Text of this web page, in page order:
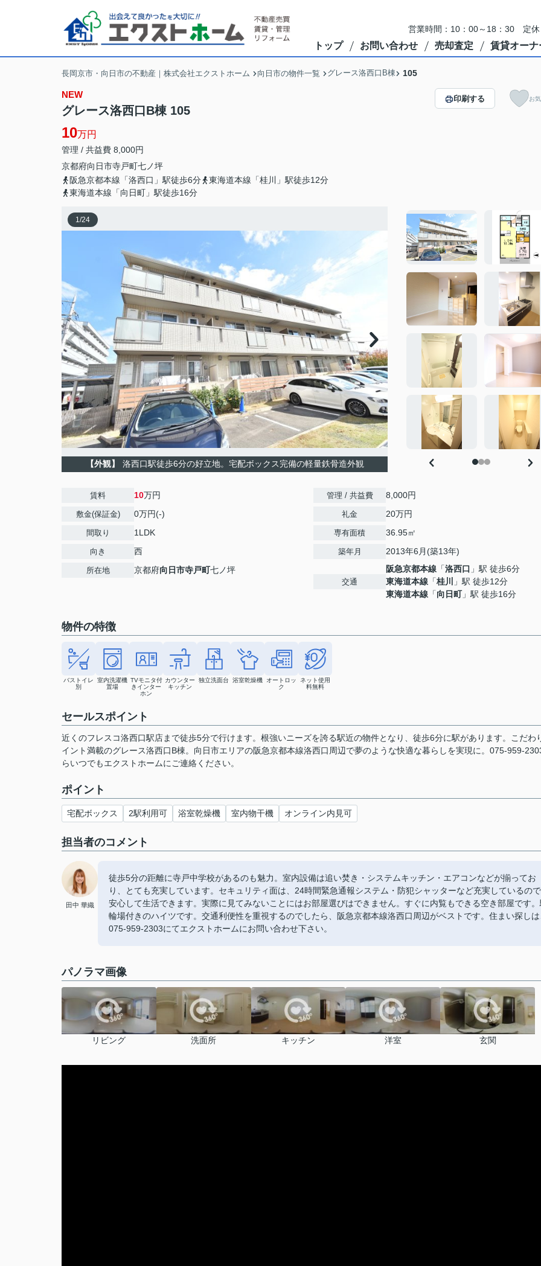
営業時間：10：00～18：30 定
トップ お問い合わせ 売却査定 賃貸オーナ
長岡京市・向日市の不動産｜株式会社エクストホーム 向日市の物件一覧 グレース洛西口B棟 105
NEW
グレース洛西口B棟 105
10万円
管理 / 共益費 8,000円
京都府向日市寺戸町七ノ坪
阪急京都本線「洛西口」駅徒歩6分
東海道本線「桂川」駅徒歩12分
東海道本線「向日町」駅徒歩16分
印刷する お
1/24
【外観】 洛西口駅徒歩6分の好立地。宅配ボックス完備の軽量鉄骨造外観
賃料 10万円
敷金(保証金) 0万円(-)
間取り 1LDK
向き 西
所在地 京都府向日市寺戸町七ノ坪
管理 / 共益費 8,000円
礼金 20万円
専有面積 36.95㎡
築年月 2013年6月(築13年)
交通
阪急京都本線 「洛西口 」駅 徒歩6分
東海道本線 「桂川
」駅 徒歩12分
東海道本線 「向日町」駅 徒歩16分
物件の特徴
バストイレ
別
室内洗濯機
置場
TVモニタ付
きインター
ホン
カウンター
キッチン
独立洗面台 浴室乾燥機
オートロッ
ク
ネット使用
料無料
セールスポイント
近くのフレスコ洛西口駅店まで徒歩5分で行けます。根強いニーズを誇る駅近の物件となり、徒歩6分に駅があります。こだわ
イント満載のグレース洛西口B棟。向日市エリアの阪急京都本線洛西口周辺で夢のような快適な暮らしを実現に。075-959-
らいつでもエクストホームにご連絡ください。
ポイント
宅配ボックス 2駅利用可 浴室乾燥機 室内物干機 オンライン内見可
担当者のコメント
田中 華織
徒歩5分の距離に寺戸中学校があるのも魅力。室内設備は追い焚き・システムキッチン・エアコンなどが揃ってお
り、とても充実しています。セキュリティ面は、24時間緊急通報システム・防犯シャッターなど充実しているので
安心して生活できます。実際に見てみないことにはお部屋選びはできません。すぐに内覧もできる空き部屋です
輪場付きのハイツです。交通利便性を重視するのでしたら、阪急京都本線洛西口周辺がベストです。住まい探し
075-959-2303にてエクストホームにお問い合わせ下さい。
パノラマ画像
リビング 洗面所 キッチン 洋室 玄関